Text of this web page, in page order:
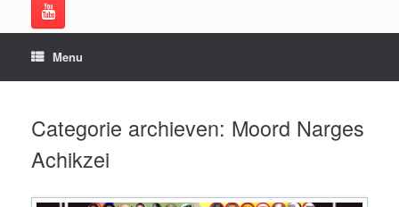
Menu
Categorie archieven: Moord Narges
Achikzei